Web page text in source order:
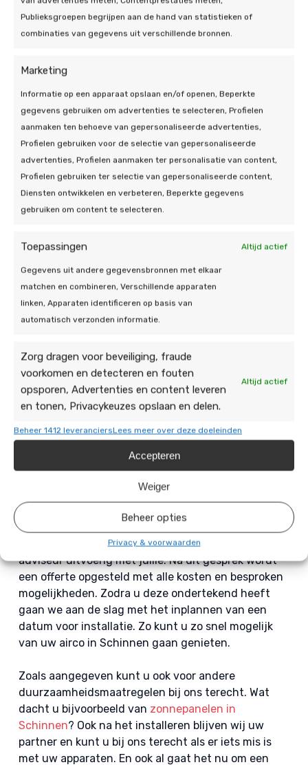
Publieksgroepen begrijpen aan de hand van statistieken of
combinaties van gegevens uit verschillende bronnen.
Marketing
Informatie op een apparaat opslaan en/of openen, Beperkte
gegevens gebruiken om advertenties te selecteren, Profielen
aanmaken ten behoeve van gepersonaliseerde advertenties,
Profielen gebruiken voor de selectie van gepersonaliseerde
advertenties, Profielen aanmaken ter personalisatie van content,
Profielen gebruiken ter selectie van gepersonaliseerde content,
Diensten ontwikkelen en verbeteren, Beperkte gegevens
gebruiken om content te selecteren.
Toepassingen Altijd actief
Gegevens uit andere gegevensbronnen met elkaar
matchen en combineren, Verschillende apparaten
linken, Apparaten identificeren op basis van
automatisch verzonden informatie.
Zorg dragen voor beveiliging, fraude
voorkomen en detecteren en fouten
opsporen, Advertenties en content leveren
en tonen, Privacykeuzes opslaan en delen.
Altijd actief
Beheer 1412 leveranciersLees meer over deze doeleinden
Accepteren
Weiger
Beheer opties
Privacy & voorwaarden
aan het worden en zijn er verschillende modellen
verkrijgbaar. Neem gerust eens contact met ons op
airco erg gaat opvallen? Ook dan hebben we een
oplossing, want er bestaan gelukkig duurzame
covers. Deze zijn in verschillende kleuren en maten
verkrijgbaar.
Airco kopen in Schinnen
bij De Duurzame
Jongens
nergens beter dan bij De Duurzame Jongens. Wij
regelen alles voor u, zelfs andere
duurzaamheidsmaatregelen. Zodra u contact met
ons opneemt plannen we een adviesgesprek met u
in. Tijdens dit adviesgesprek komt een van onze
adviseurs langs om uw woning te bekijken. Deze
voert een technische inspectie uit en bespreekt
naar de mogelijkheden op het gebied van
duurzaamheid voor jullie woning, ook de
mogelijkheden omtrent zonnepanelen en
indien gewenst. Dit bespreekt onze
adviseur uitvoerig met jullie. Na dit gesprek wordt
een offerte opgesteld met alle kosten en besproken
mogelijkheden. Zodra u deze ondertekend heeft
gaan we aan de slag met het inplannen van een
datum voor installatie. Zo kunt u zo snel mogelijk
van uw airco in Schinnen gaan genieten.
Zoals aangegeven kunt u ook voor andere
duurzaamheidsmaatregelen bij ons terecht. Wat
dacht u bijvoorbeeld van zonnepanelen in
Schinnen? Ook na het installeren blijven wij uw
partner en kunt u bij ons terecht als er iets mis is
met uw apparaten. En ook al gaat het nu om een